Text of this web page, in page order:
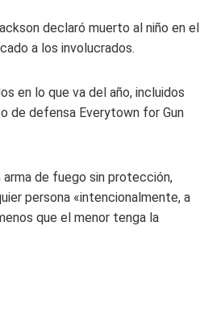
declaró muerto al niño en el
a los involucrados.
en lo que va del año, incluidos
de defensa Everytown for Gun
arma de fuego sin protección,
persona «intencionalmente, a
que el menor tenga la